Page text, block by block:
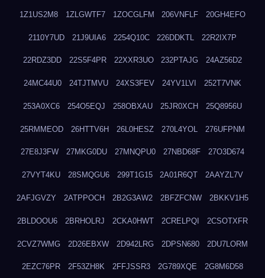
1Z1US2M8 1ZLGWTF7 1ZOCGLFM 206VNFLF 20GH4EFO
2110Y7UD 21J9UIA6 2254Q10C 226DDKTL 22R2IX7P
22RDZ3DD 22S5F4PR 22XXR3UO 232PTAJG 24AZ56D2
24MC44U0 24TJTMVU 24XS3FEV 24YV1LVI 252T7VNK
253A0XC6 254O5EQJ 258OBXAU 25JR0XCH 25Q8956U
25RMMEOD 26HTTV6H 26L0HESZ 270L4YOL 276UFPNM
27E8J3FW 27MKG0DU 27MNQPU0 27NBD68F 27O3D674
27VYT4KU 28SMQGU6 299T1G15 2A01R6QT 2AAYZL7V
2AFJGVZY 2ATPPOCH 2B2G3AW2 2BFZFCNW 2BKKV1H5
2BLDOOU6 2BRHOLRJ 2CKA0HWT 2CRELPQI 2CSOTXFR
2CVZ7WMG 2D26EBXW 2D942LRG 2DPSN680 2DU7LORM
2EZC76PR 2F53ZH8K 2FFJSSR3 2G789XQE 2G8M6D58